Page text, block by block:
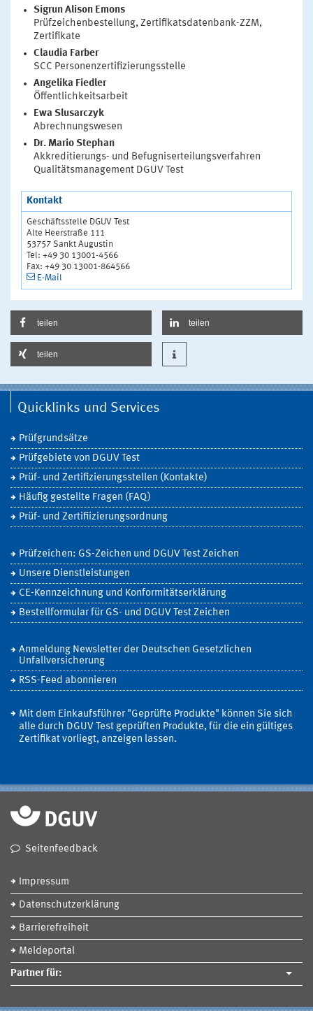
Sigrun Alison Emons
Prüfzeichenbestellung, Zertifikatsdatenbank-ZZM,
Zertifikate
Claudia Farber
SCC Personenzertifizierungsstelle
Angelika Fiedler
Öffentlichkeitsarbeit
Ewa Slusarczyk
Abrechnungswesen
Dr. Mario Stephan
Akkreditierungs- und Befugniserteilungsverfahren
Qualitätsmanagement DGUV Test
Kontakt
Geschäftsstelle DGUV Test
Alte Heerstraße 111
53757 Sankt Augustin
Tel: +49 30 13001-4566
Fax: +49 30 13001-864566
E-Mail
teilen teilen
teilen
Quicklinks und Services
Prüfgrundsätze
Prüfgebiete von DGUV Test
Prüf- und Zertifizierungsstellen (Kontakte)
Häufig gestellte Fragen (FAQ)
Prüf- und Zertifiizierungsordnung
Prüfzeichen: GS-Zeichen und DGUV Test Zeichen
Unsere Dienstleistungen
CE-Kennzeichnung und Konformitätserklärung
Bestellformular für GS- und DGUV Test Zeichen
Anmeldung Newsletter der Deutschen Gesetzlichen
Unfallversicherung
RSS-Feed abonnieren
Mit dem Einkaufsführer "Geprüfte Produkte" können Sie sich
alle durch DGUV Test geprüften Produkte, für die ein gültiges
Zertifikat vorliegt, anzeigen lassen.
Seitenfeedback
Impressum
Datenschutzerklärung
Barrierefreiheit
Meldeportal
Partner für: